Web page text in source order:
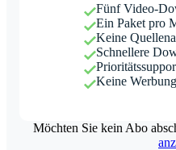
Fünf Video-
Ein Paket pro
Keine
Schnellere
Keine Werbung
Möchten Sie kein Abo